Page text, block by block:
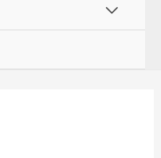
menú